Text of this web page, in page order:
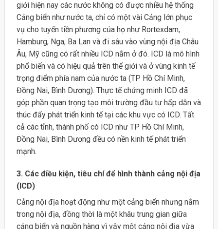
giới hiện nay các nước không có được nhiều hệ thống
Cảng biển như nước ta, chỉ có một vài Cảng lớn phục
vụ cho tuyến tiền phương của họ như Rortexdam,
Hamburg, Nga, Ba Lan và đi sâu vào vùng nội địa Châu
Âu, Mỹ cũng có rất nhiều ICD nằm ở đó. ICD là mô hình
phổ biến và có hiệu quả trên thế giới và ở vùng kinh tế
trọng điểm phía nam của nước ta (TP Hồ Chí Minh,
Đồng Nai, Bình Dương). Thực tế chứng minh ICD đã
góp phần quan trọng tạo môi trường đầu tư hấp dẫn và
thúc đẩy phát triển kinh tế tại các khu vực có ICD. Tất
cả các tỉnh, thành phố có ICD như TP Hồ Chí Minh,
Đồng Nai, Bình Dương đều có nền kinh tế phát triển
mạnh.
3. Các điều kiện, tiêu chí để hình thành cảng nội địa
(ICD)
Cảng nội địa hoạt động như một cảng biển nhưng nằm
trong nội địa, đồng thời là một khâu trung gian giữa
cảng biển và nguồn hàng vì vậy một cảng nội địa vừa